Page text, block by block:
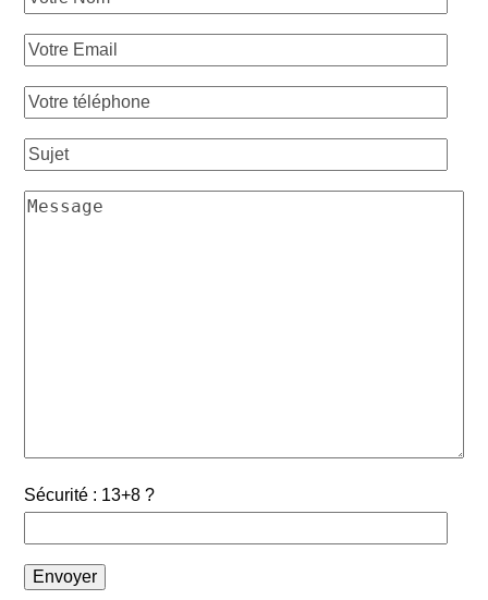
Sécurité : 13+8 ?